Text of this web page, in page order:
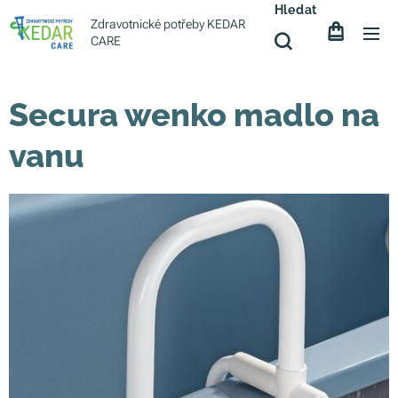
Zdravotnické potřeby KEDAR
CARE
Hledat
Secura wenko madlo na
vanu